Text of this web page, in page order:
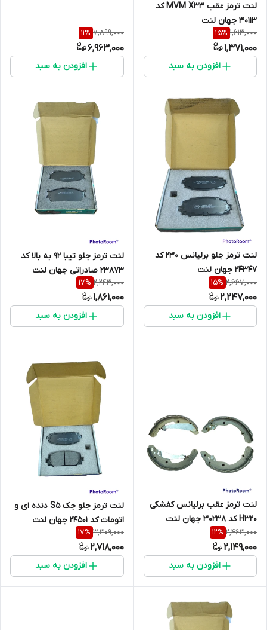
لنت ترمز عقب MVM X33 کد
30113 جهان لنت
1,613,000
15%
1,371,000
افزودن به سبد
7,899,000
11%
6,963,000
افزودن به سبد
لنت ترمز جلو برلیانس 230 کد
24347 جهان لنت
2,667,000
15%
2,247,000
افزودن به سبد
لنت ترمز جلو تیبا 92 به بالا کد
23873 صادراتی جهان لنت
2,243,000
17%
1,861,000
افزودن به سبد
لنت ترمز عقب برلیانس کفشکی
H320 کد 30238 جهان لنت
2,463,000
12%
2,149,000
افزودن به سبد
لنت ترمز جلو جک S5 دنده ای و
اتومات کد 24501 جهان لنت
3,309,000
17%
2,718,000
افزودن به سبد